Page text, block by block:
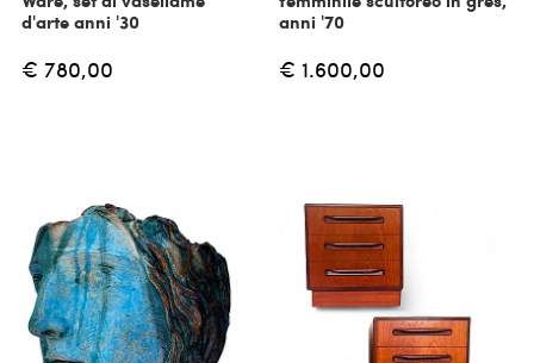
d'arte anni '30
€ 780,00
anni '70
€ 1.600,00